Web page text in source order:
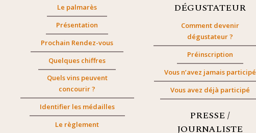
Le palmarès
Présentation
Prochain Rendez-vous
Quelques chiffres
Quels vins peuvent
concourir ?
Identifier les médailles
Le règlement
DÉGUSTATEUR
Comment devenir
dégustateur ?
Préinscription
Vous n’avez jamais participé
Vous avez déjà participé
PRESSE /
JOURNALISTE